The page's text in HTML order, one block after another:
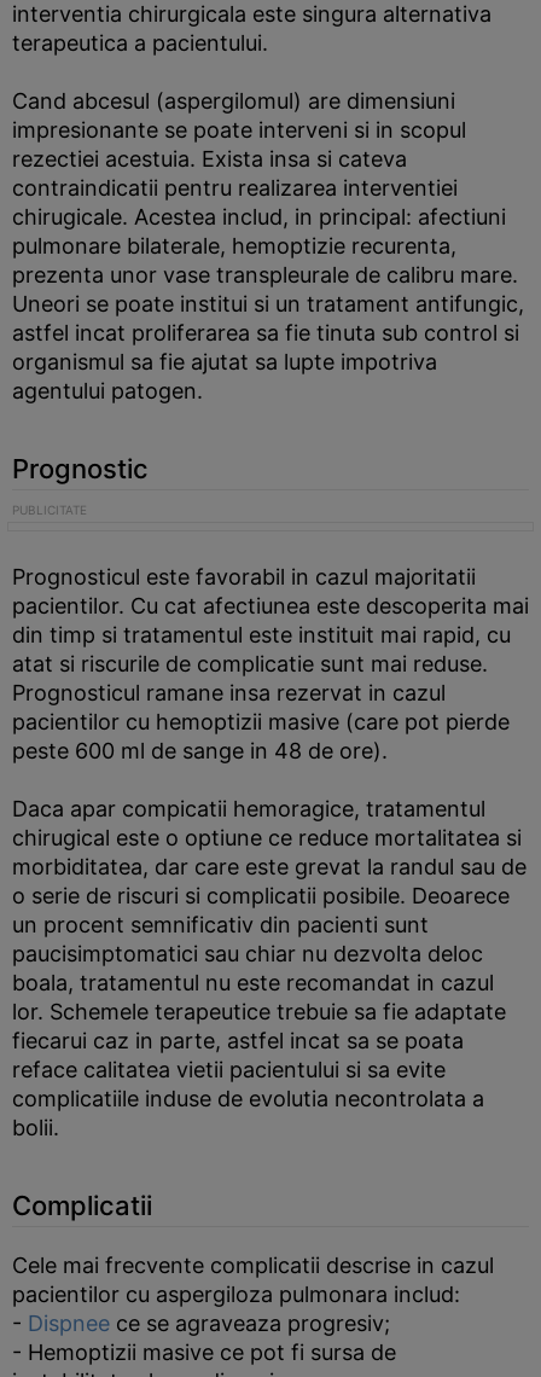
interventia chirurgicala este singura alternativa
terapeutica a pacientului.
Cand abcesul (aspergilomul) are dimensiuni
impresionante se poate interveni si in scopul
rezectiei acestuia. Exista insa si cateva
contraindicatii pentru realizarea interventiei
chirugicale. Acestea includ, in principal: afectiuni
pulmonare bilaterale, hemoptizie recurenta,
prezenta unor vase transpleurale de calibru mare.
Uneori se poate institui si un tratament antifungic,
astfel incat proliferarea sa fie tinuta sub control si
organismul sa fie ajutat sa lupte impotriva
agentului patogen.
Prognostic
Prognosticul este favorabil in cazul majoritatii
pacientilor. Cu cat afectiunea este descoperita mai
din timp si tratamentul este instituit mai rapid, cu
atat si riscurile de complicatie sunt mai reduse.
Prognosticul ramane insa rezervat in cazul
pacientilor cu hemoptizii masive (care pot pierde
peste 600 ml de sange in 48 de ore).
Daca apar compicatii hemoragice, tratamentul
chirugical este o optiune ce reduce mortalitatea si
morbiditatea, dar care este grevat la randul sau de
o serie de riscuri si complicatii posibile. Deoarece
un procent semnificativ din pacienti sunt
paucisimptomatici sau chiar nu dezvolta deloc
boala, tratamentul nu este recomandat in cazul
lor. Schemele terapeutice trebuie sa fie adaptate
fiecarui caz in parte, astfel incat sa se poata
reface calitatea vietii pacientului si sa evite
complicatiile induse de evolutia necontrolata a
bolii.
Complicatii
Cele mai frecvente complicatii descrise in cazul
pacientilor cu aspergiloza pulmonara includ:
- Dispnee ce se agraveaza progresiv;
- Hemoptizii masive ce pot fi sursa de